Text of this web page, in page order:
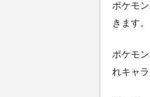
ポケモ
きます。
ポケモ
れキャ